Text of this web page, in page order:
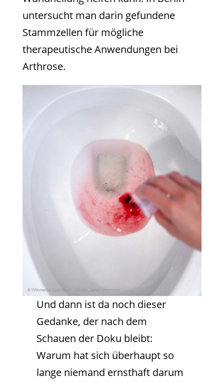
untersucht man darin gefundene
Stammzellen für mögliche
therapeutische Anwendungen bei
Arthrose.
Und dann ist da noch dieser
Gedanke, der nach dem
Schauen der Doku bleibt:
Warum hat sich überhaupt so
lange niemand ernsthaft darum